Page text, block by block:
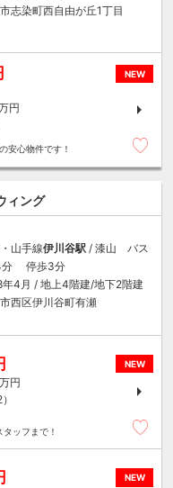
志染町西自由が丘1丁目
NEW
円
安心物件です！
ィング
山手線伊川谷駅 / 漆山 バス
分 停歩3分
年4月 / 地上4階建/地下2階建
西区伊川谷町有瀬
NEW
円
）
ッフまで！
NEW